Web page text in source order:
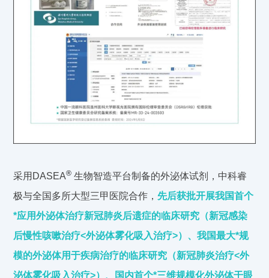
采用DASEA® 生物智造平台制备的外泌体试剂，中科睿
极与全国多所大型三甲医院合作， 先后获批开展我国首个
*应用外泌体治疗新冠肺炎后遗症的临床研究（新冠感染
后慢性咳嗽治疗<外泌体雾化吸入治疗>）、我国最大*规
模的外泌体用于疾病治疗的临床研究（新冠肺炎治疗<外
泌体雾化吸入治疗>）、国内首个*三维规模化外泌体干眼